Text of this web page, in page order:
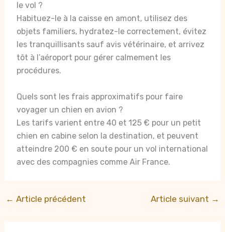
le vol ?
Habituez-le à la caisse en amont, utilisez des
objets familiers, hydratez-le correctement, évitez
les tranquillisants sauf avis vétérinaire, et arrivez
tôt à l’aéroport pour gérer calmement les
procédures.
Quels sont les frais approximatifs pour faire
voyager un chien en avion ?
Les tarifs varient entre 40 et 125 € pour un petit
chien en cabine selon la destination, et peuvent
atteindre 200 € en soute pour un vol international
avec des compagnies comme Air France.
← Article précédent Article suivant →